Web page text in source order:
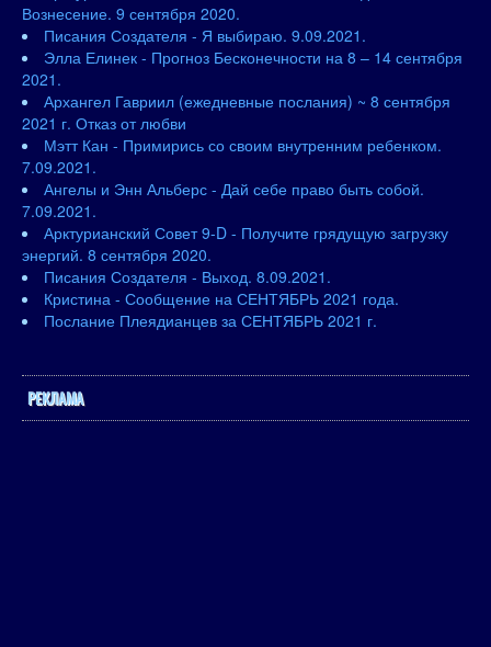
Вознесение. 9 сентября 2020.
Писания Создателя - Я выбираю. 9.09.2021.
Элла Елинек - Прогноз Бесконечности на 8 – 14 сентября
2021.
Архангел Гавриил (ежедневные послания) ~ 8 сентября
2021 г. Отказ от любви
Мэтт Кан - Примирись со своим внутренним ребенком.
7.09.2021.
Ангелы и Энн Альберс - Дай себе право быть собой.
7.09.2021.
Арктурианский Совет 9-D - Получите грядущую загрузку
энергий. 8 сентября 2020.
Писания Создателя - Выход. 8.09.2021.
Кристина - Сообщение на СЕНТЯБРЬ 2021 года.
Послание Плеядианцев за СЕНТЯБРЬ 2021 г.
РЕКЛАМА